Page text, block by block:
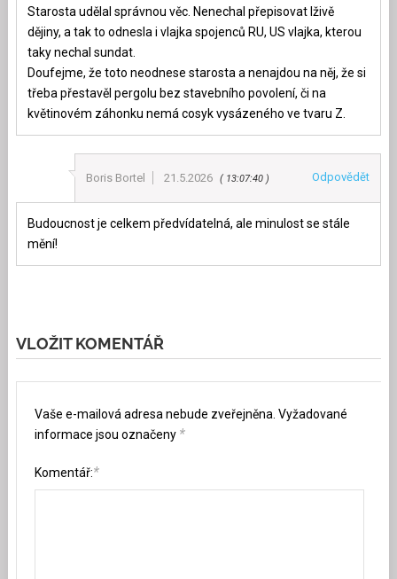
Starosta udělal správnou věc. Nenechal přepisovat lživě
dějiny, a tak to odnesla i vlajka spojenců RU, US vlajka, kterou
taky nechal sundat.
Doufejme, že toto neodnese starosta a nenajdou na něj, že si
třeba přestavěl pergolu bez stavebního povolení, či na
květinovém záhonku nemá cosyk vysázeného ve tvaru Z.
Boris Bortel 21.5.2026 13:07:40 Odpovědět
Budoucnost je celkem předvídatelná, ale minulost se stále
mění!
VLOŽIT KOMENTÁŘ
Vaše e-mailová adresa nebude zveřejněna. Vyžadované
informace jsou označeny *
Komentář:*